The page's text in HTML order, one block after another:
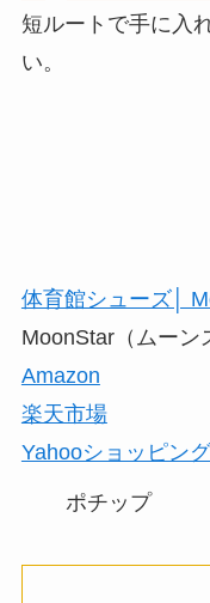
短ルートで手に入
い。
体育館シューズ│
MoonStar（ムーン
Amazon
楽天市場
Yahooショッピング
ポチップ